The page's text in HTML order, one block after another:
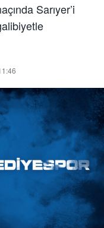
Sarıyer’i